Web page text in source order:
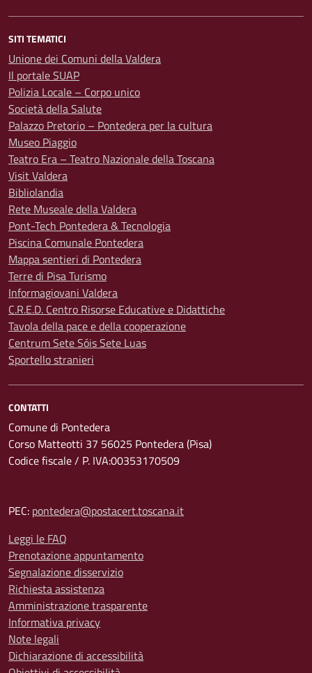
SITI TEMATICI
Unione dei Comuni della Valdera
Il portale SUAP
Polizia Locale – Corpo unico
Società della Salute
Palazzo Pretorio – Pontedera per la cultura
Museo Piaggio
Teatro Era – Teatro Nazionale della Toscana
Visit Valdera
Bibliolandia
Rete Museale della Valdera
Pont-Tech Pontedera & Tecnologia
Piscina Comunale Pontedera
Mappa sentieri di Pontedera
Terre di Pisa Turismo
Informagiovani Valdera
C.R.E.D. Centro Risorse Educative e Didattiche
Tavola della pace e della cooperazione
Centrum Sete Sóis Sete Luas
Sportello stranieri
CONTATTI
Comune di Pontedera
Corso Matteotti 37 56025 Pontedera (Pisa)
Codice fiscale / P. IVA:00353170509
PEC: pontedera@postacert.toscana.it
Leggi le FAQ
Prenotazione appuntamento
Segnalazione disservizio
Richiesta assistenza
Amministrazione trasparente
Informativa privacy
Note legali
Dichiarazione di accessibilità